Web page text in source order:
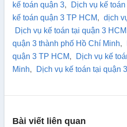
kế toán quận 3, Dịch vụ kế
kế toán quận 3 TP HCM, dịch
Dịch vụ kế toán tại quận 3 HCM
quận 3 thành phố Hồ Chí Minh,
quận 3 TP HCM,
Dịch vụ kế
Minh, Dịch vụ kế toán tại quận
Bài viết liên quan